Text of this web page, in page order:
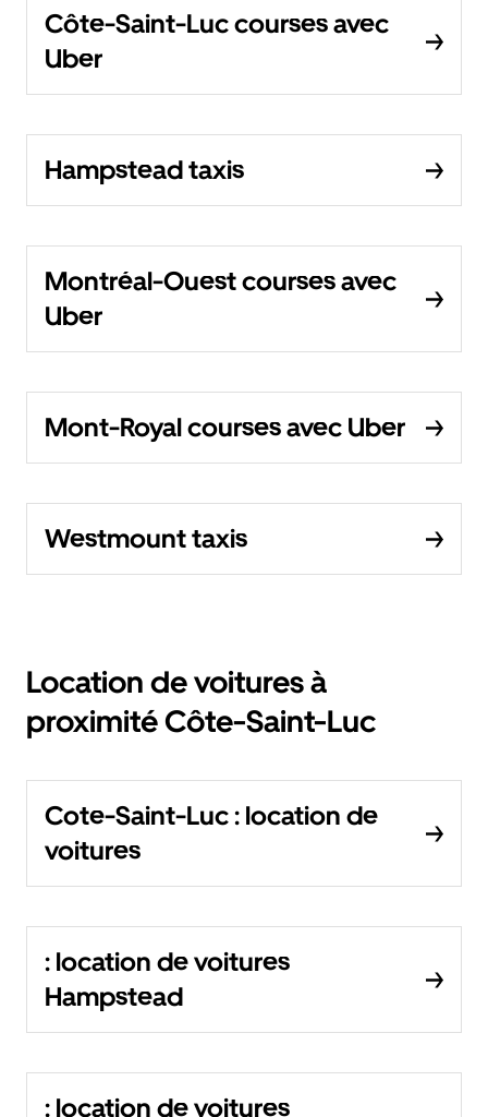
Côte-Saint-Luc courses avec
Uber
Hampstead taxis
Montréal-Ouest courses avec
Uber
Mont-Royal courses avec Uber
Westmount taxis
Location de voitures à
proximité Côte-Saint-Luc
Cote-Saint-Luc : location de
voitures
: location de voitures
Hampstead
: location de voitures